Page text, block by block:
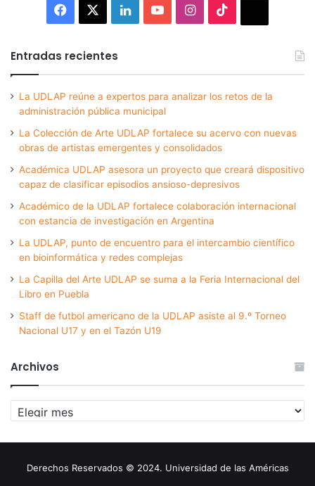
Facebook LinkedInYouTubeInstagram
Entradas recientes
La UDLAP reúne a expertos para analizar los retos de la
administración pública municipal
La Colección de Arte UDLAP fortalece su acervo con nuevas
obras de artistas emergentes y consolidados
Académica UDLAP asesora un proyecto que creará dispositivo
capaz de clasificar episodios ansioso-depresivos
Académico de la UDLAP fortalece colaboración internacional
con estancia de investigación en Argentina
La UDLAP, punto de encuentro para el intercambio científico
en bioinformática y redes complejas
La Capilla del Arte UDLAP se suma a la Feria Internacional del
Libro en Puebla
Staff de futbol americano de la UDLAP asiste al 9.º Torneo
Nacional U17 y en el Tazón U19
Archivos
Archivos
Derechos Reservados © 2024. Universidad de las Américas